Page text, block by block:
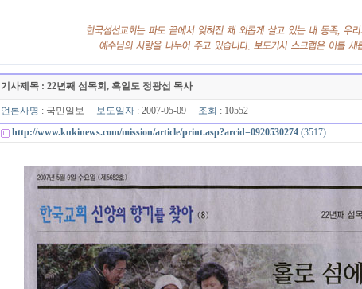
기사제목 : 22년째 섬목회, 흑일도 정광섭 목사
언론사명 : 국민일보 보도일자 : 2007-05-09 조회 : 10552
http://www.kukinews.com/mission/article/print.asp?arcid=0920530274 (3517)